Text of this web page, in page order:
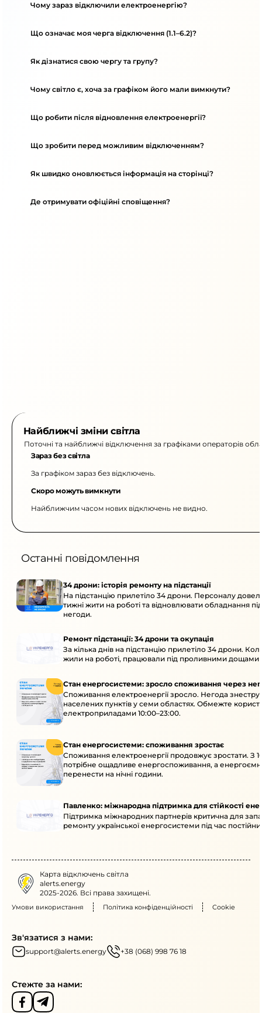
Чому зараз відключили електроенергію?
Що означає моя черга відключення (1.1–6.2)?
Як дізнатися свою чергу та групу?
Чому світло є, хоча за графіком його мали вимкнути?
Що робити після відновлення електроенергії?
Що зробити перед можливим відключенням?
Як швидко оновлюється інформація на сторінці?
Де отримувати офіційні сповіщення?
Найближчі зміни світла
Поточні та найближчі відключення за графіками операторів
Зараз без світла
За графіком зараз без відключень.
Скоро можуть вимкнути
Найближчим часом нових відключень не видно.
Останні повідомлення
34 дрони: історія ремонту на підстанції
На підстанцію прилетіло 34 дрони. Персоналу
тижні жити на роботі та відновлювати обладнання під
негоди.
Ремонт підстанції: 34 дрони та окупація
За кілька днів на підстанцію прилетіло 34 дрони.
жили на роботі, працювали під проливними дощами
Стан енергосистеми: зросло споживання через
Споживання електроенергії зросло. Негода
населених пунктів у семи областях. Обмежте
електроприладами 10:00–23:00.
Стан енергосистеми: споживання зростає
Споживання електроенергії продовжує зростати. З
потрібне ощадливе енергоспоживання, а
перенести на нічні години.
Павленко: міжнародна підтримка для стійкості
Підтримка міжнародних партнерів критична для
ремонту української енергосистеми під час
Карта відключень світла
alerts.energy
2025-2026. Всі права захищені.
Умови використання Політика конфіденційності Cookie
Зв'язатися з нами:
support@alerts.energy +38 (068) 998 76 18
Стежте за нами: